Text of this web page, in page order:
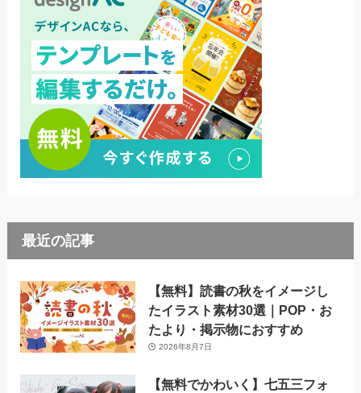
最近の記事
【無料】読書の秋をイメージし
たイラスト素材30選｜POP・お
たより・掲示物におすすめ
2026年8月7日
【無料でかわいく】七五三フォ